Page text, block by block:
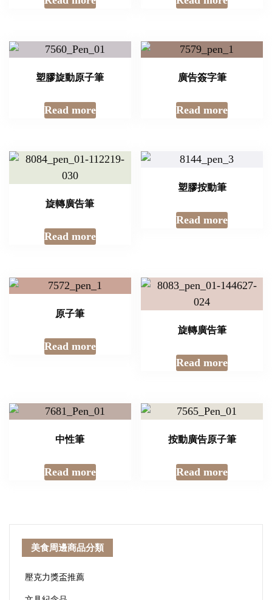
塑膠旋動原子筆
Read more
廣告簽字筆
Read more
旋轉廣告筆
Read more
塑膠按動筆
Read more
原子筆
Read more
旋轉廣告筆
Read more
中性筆
Read more
按動廣告原子筆
Read more
美食周邊商品分類
壓克力獎盃推薦